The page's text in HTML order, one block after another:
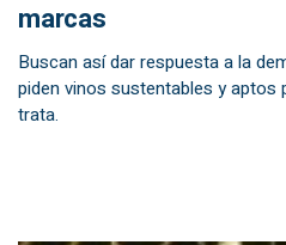
marcas
Buscan así dar respuesta a la
piden vinos sustentables y aptos
trata.